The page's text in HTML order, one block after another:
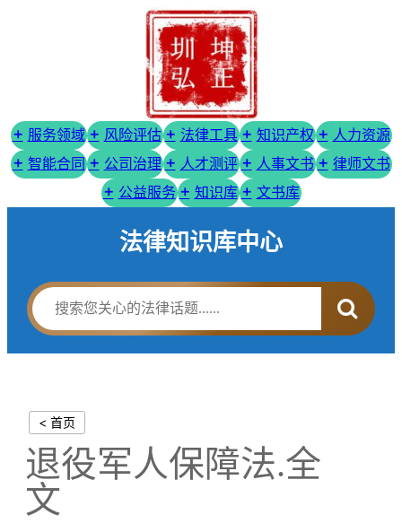
服务领域 风险评估 法律工具 知识产权
人力资源
智能合同
公司治理 人才测评 人事文书
律师文书
公益服务
知识库 文书库
法律知识库中心
< 首页
退役军人保障法.全
文